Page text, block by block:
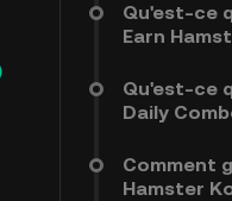
Qu'est-ce
Earn
Qu'est-ce
Daily
Comment
Hamster